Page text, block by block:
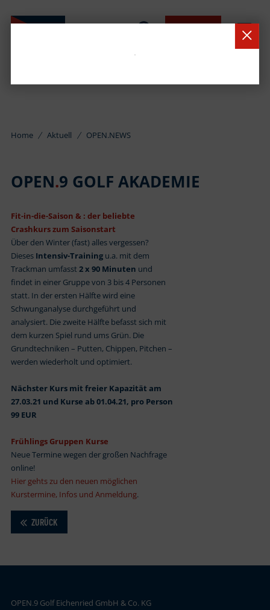
Home Aktuell OPEN.NEWS
OPEN.9 GOLF AKADEMIE
Fit-in-die-Saison & : der beliebte
Crashkurs zum Saisonstart
Über den Winter (fast) alles vergessen?
DiesesIntensiv-Trainingu.a. mit dem
Trackman umfasst 2 x 90 Minuten und
findet in einer Gruppe von 3 bis 4 Personen
statt. In der ersten Hälfte wird eine
Schwunganalyse durchgeführt und
analysiert. Die zweite Hälfte befasst sich mit
dem kurzen Spiel rund ums Grün. Die
Grundtechniken – Putten, Chippen, Pitchen –
werden wiederholt und optimiert.
Nächster Kurs mit freier Kapazität am
27.03.21 und Kurse ab 01.04.21, pro Person
99 EUR
Frühlings Gruppen Kurse
Neue Termine wegen der großen Nachfrage
online!
Hier gehts zu den neuen möglichen
Kurstermine, Infos und Anmeldung.
ZURÜCK
OPEN.9 Golf Eichenried GmbH & Co. KG